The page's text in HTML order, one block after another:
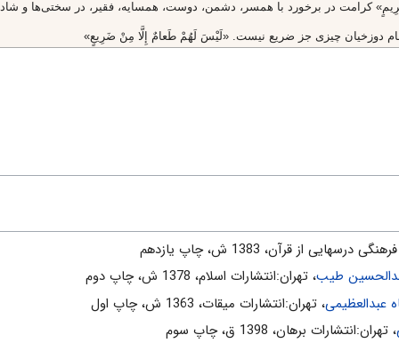
كرامت در برخورد با همسر، دشمن، دوست، همسايه، فقير، در سختى‌ها و
دوزخيان چيزى جز ضريع نيست. «لَيْسَ لَهُمْ طَعامٌ إِلَّا مِنْ ضَرِيعٍ»
داشته باشند، گروهى ضريع، گروهى زقّوم و گروهى غسلين.
درسهايى از قرآن، 1383 ش، چاپ يازدهم
طیب، تهران:انتشارات اسلام‌، 1378 ش‌، چاپ دوم‌
، تهران:انتشارات ميقات، 1363 ش، چاپ اول
، تهران:انتشارات برهان، 1398 ق، چاپ سوم